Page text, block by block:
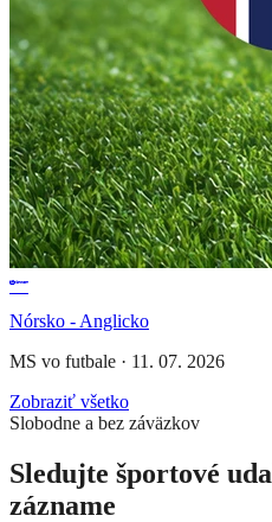
Nórsko - Anglicko
MS vo futbale · 11. 07. 2026
Zobraziť všetko
Slobodne a bez záväzkov
Sledujte športové
zázname